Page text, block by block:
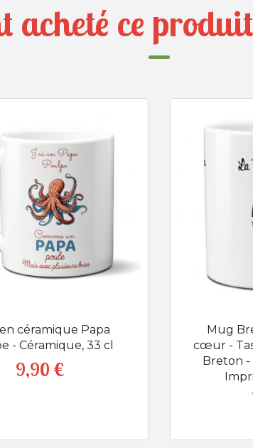
acheté ce
céramique Papa
- Céramique, 33 cl
Prix
9,90 €
Mug
cœur -
Breton -